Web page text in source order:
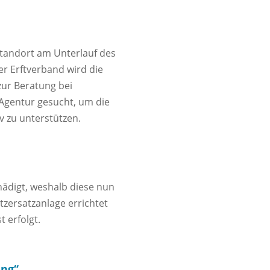
am Unterlauf des
Erftverband wird die
Beratung bei
gesucht, um die
zu unterstützen.
weshalb diese nun
errichtet
erfolgt.